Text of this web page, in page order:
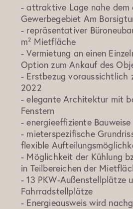
- attraktive Lage nahe dem
Gewerbegebiet Am
- repräsentativer
m² Mietfläche
- Vermietung an einen
Option zum Ankauf des
- Erstbezug voraussichtlich
2022
- elegante Architektur mit
Fenstern
- energieeffiziente Bauweise
- mieterspezifische
flexible
- Möglichkeit der Kühlung
in Teilbereichen der
- 13 PKW-Außenstellplätze
Fahrradstellplätze
- Energieausweis wird